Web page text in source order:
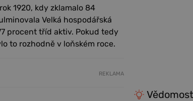
1920, kdy zklamalo 84
Velká hospodářská
procent tříd aktiv. Pokud tedy
to rozhodně v loňském roce.
REKLAMA